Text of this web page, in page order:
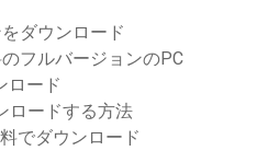
ダウンロード
フルバージョンのPC
ロード
ロードする方法
でダウンロード